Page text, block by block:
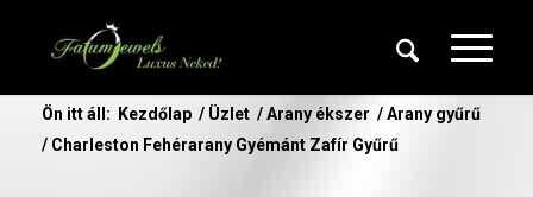
Ön itt áll: Kezdőlap / Üzlet / Arany ékszer / Arany gyűrű
/ Charleston Fehérarany Gyémánt Zafír Gyűrű